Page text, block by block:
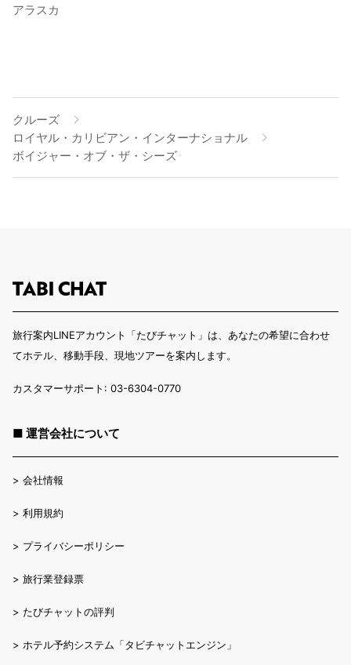
アラスカ
クルーズ
ロイヤル・カリビアン・インターナショナル
ボイジャー・オブ・ザ・シーズ
旅行案内LINEアカウント「たびチャット」は、あなたの希望に合わせ
てホテル、移動手段、現地ツアーを案内します。
カスタマーサポート: 03-6304-0770
■ 運営会社について
> 会社情報
> 利用規約
> プライバシーポリシー
> 旅行業登録票
> たびチャットの評判
> ホテル予約システム「タビチャットエンジン」